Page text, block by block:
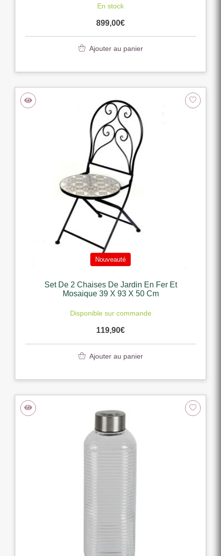
En stock
899,00€
Ajouter au panier
Nouveauté
Set De 2 Chaises De Jardin En Fer Et
Mosaique 39 X 93 X 50 Cm
Disponible sur commande
119,90€
Ajouter au panier